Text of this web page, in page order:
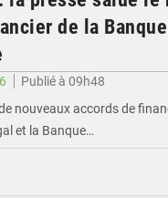
de la Banque
Publié à 09h48
nouveaux accords de
et la Banque…